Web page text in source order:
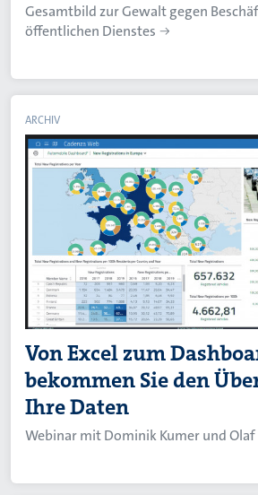
Gesamtbild zur Gewalt gegen
öffentlichen Dienstes
ARCHIV
Von Excel zum
bekommen Sie den
Ihre Daten
Webinar mit Dominik Kumer und